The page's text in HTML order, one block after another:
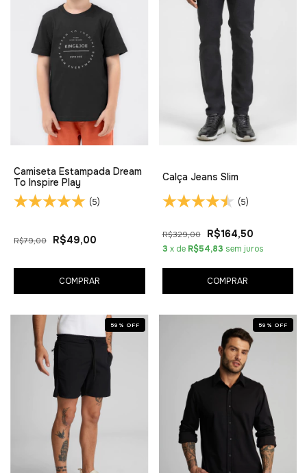
Camiseta Estampada Dream
To Inspire Play
(5)
R$79,00 R$49,00
COMPRAR
Calça Jeans Slim
(5)
R$329,00 R$164,50
3 x de R$54,83 sem juros
COMPRAR
59 % OFF 59 % OFF